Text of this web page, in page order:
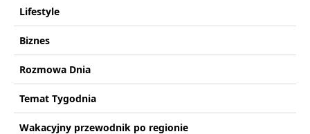
Lifestyle
Biznes
Rozmowa Dnia
Temat Tygodnia
Wakacyjny przewodnik po regionie